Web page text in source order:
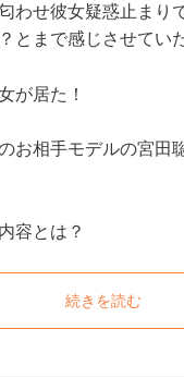
わせ彼女疑惑止まり
とまで感じさせてい
が居た！
お相手モデルの宮田
容とは？
続きを読む